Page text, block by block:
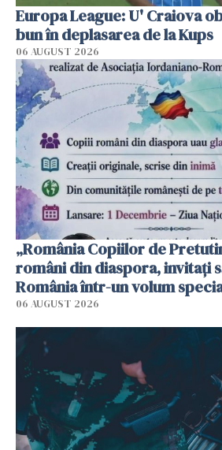
Europa League: U' Craiova
bun în deplasarea de la Kups
06 AUGUST 2026
„România Copiilor de
români din diaspora, invitați
România într-un volum
06 AUGUST 2026